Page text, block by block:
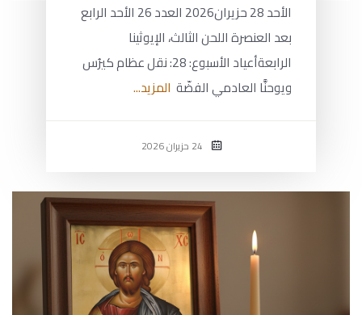
الأحد 28 حزيران2026 العدد 26 الأحد الرابع
بعد العنصرة اللحن الثالث، الإيوثينا
الرابعةأعياد الأسبوع: 28: نقل عظام كيرُس
ويوحنَّا العادمي الفضّة المزيد...